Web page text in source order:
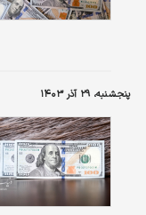
پنجشنبه، ۲۹ آذر ۱۴۰۳